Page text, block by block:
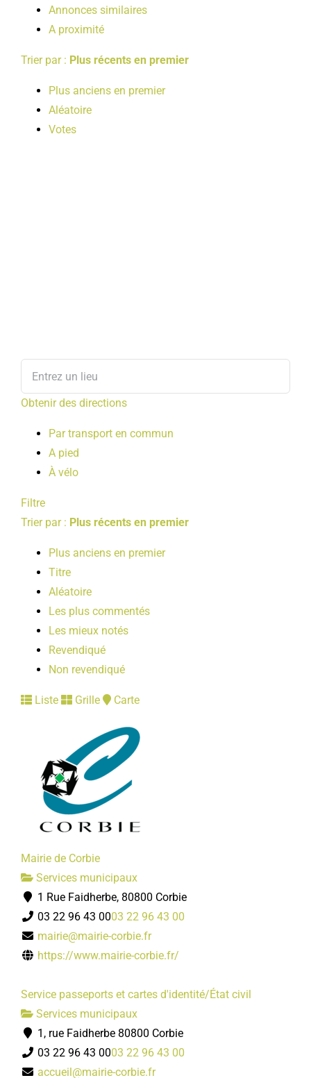
Annonces similaires
A proximité
Trier par : Plus récents en premier
Plus anciens en premier
Aléatoire
Votes
Obtenir des directions
Par transport en commun
A pied
À vélo
Filtre
Trier par : Plus récents en premier
Plus anciens en premier
Titre
Aléatoire
Les plus commentés
Les mieux notés
Revendiqué
Non revendiqué
Liste Grille Carte
Mairie de Corbie
Services municipaux
1 Rue Faidherbe, 80800 Corbie
03 22 96 43 0003 22 96 43 00
mairie@mairie-corbie.fr
https://www.mairie-corbie.fr/
Service passeports et cartes d'identité/État civil
Services municipaux
1, rue Faidherbe 80800 Corbie
03 22 96 43 0003 22 96 43 00
accueil@mairie-corbie.fr